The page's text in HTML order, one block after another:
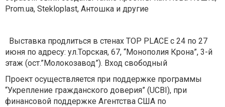
Prom.ua, Stekloplast, Антошка и другие
Выставка продлиться в стенах TOP PLACE с 24 по 27
июня по адресу: ул.Торская, 67, “Монополия Крона”, 3-й
этаж (ост.”Молокозавод”). Вход свободный
Проект осуществляется при поддержке программы
“Укрепление гражданского доверия” (UCBI), при
финансовой поддержке Агентства США по